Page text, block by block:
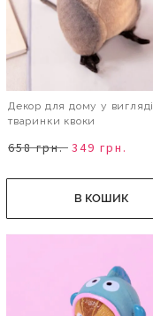
Декор для дому у вигляді
тваринки квоки
658 грн. 349 грн.
В КОШИК